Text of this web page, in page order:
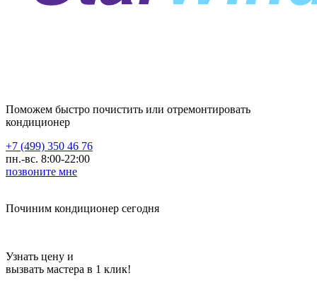
Поможем быстро почистить или отремонтировать
кондиционер
+7 (499) 350 46 76
пн.-вс. 8:00-22:00
позвоните мне
Починим кондиционер сегодня
Узнать цену и
вызвать мастера в 1 клик!